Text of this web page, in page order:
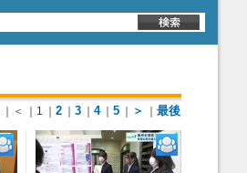
｜＜ ｜1 2 3 4 5 ＞ 最後